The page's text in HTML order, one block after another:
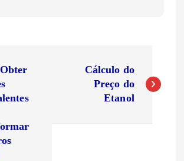
Cálculo do
Preço do
Etanol